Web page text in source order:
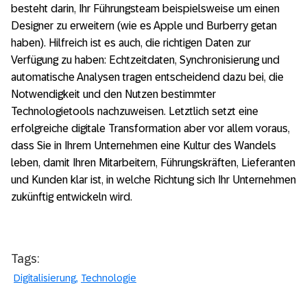
besteht darin, Ihr Führungsteam beispielsweise um einen
Designer zu erweitern (wie es Apple und Burberry getan
haben). Hilfreich ist es auch, die richtigen Daten zur
Verfügung zu haben: Echtzeitdaten, Synchronisierung und
automatische Analysen tragen entscheidend dazu bei, die
Notwendigkeit und den Nutzen bestimmter
Technologietools nachzuweisen. Letztlich setzt eine
erfolgreiche digitale Transformation aber vor allem voraus,
dass Sie in Ihrem Unternehmen eine Kultur des Wandels
leben, damit Ihren Mitarbeitern, Führungskräften, Lieferanten
und Kunden klar ist, in welche Richtung sich Ihr Unternehmen
zukünftig entwickeln wird.
Tags:
Digitalisierung Technologie